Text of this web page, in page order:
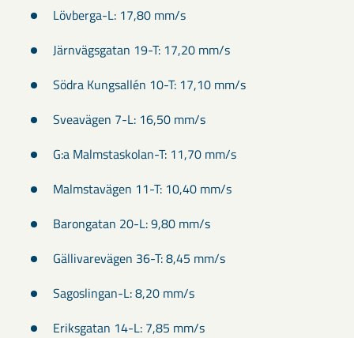
Lövberga-L: 17,80 mm/s
Järnvägsgatan 19-T: 17,20 mm/s
Södra Kungsallén 10-T: 17,10 mm/s
Sveavägen 7-L: 16,50 mm/s
G:a Malmstaskolan-T: 11,70 mm/s
Malmstavägen 11-T: 10,40 mm/s
Barongatan 20-L: 9,80 mm/s
Gällivarevägen 36-T: 8,45 mm/s
Sagoslingan-L: 8,20 mm/s
Eriksgatan 14-L: 7,85 mm/s